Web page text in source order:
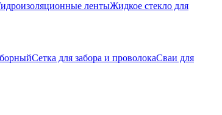
лентыЖидкое стекло для
Сетка для забора и проволокаСваи для